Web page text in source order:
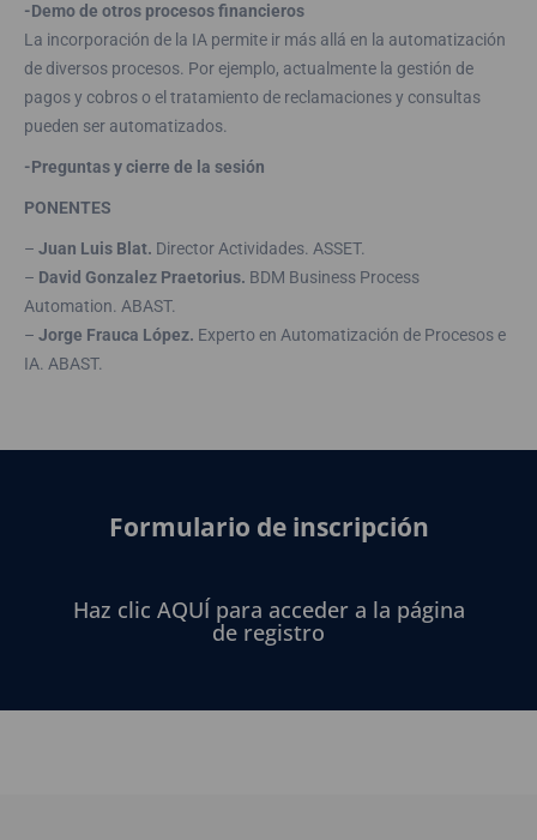
-Demo de otros procesos financieros
La incorporación de la IA permite ir más allá en la automatización
de diversos procesos. Por ejemplo, actualmente la gestión de
pagos y cobros o el tratamiento de reclamaciones y consultas
pueden ser automatizados.
-Preguntas y cierre de la sesión
PONENTES
– Juan Luis Blat. Director Actividades. ASSET.
– David Gonzalez Praetorius. BDM Business Process
Automation. ABAST.
– Jorge Frauca López. Experto en Automatización de Procesos e
IA. ABAST.
Formulario de inscripción
Haz clic AQUÍ para acceder a la página
de registro